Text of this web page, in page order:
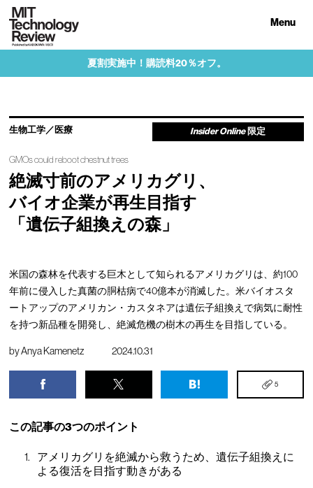
Menu
夏割実施中！購読料20％オフ。
生物工学／医療 Insider Online 限定
GMOs could reboot chestnut trees
絶滅寸前のアメリカグリ、
バイオ企業が再生目指す
「遺伝子組換えの森」
米国の森林を代表する巨木として知られるアメリカグリは、約100
年前に侵入した真菌の胴枯病で40億本が消滅した。米バイオスタ
ートアップのアメリカン・カスタネアは遺伝子組換えで病気に耐性
を持つ新品種を開発し、絶滅危機の樹木の再生を目指している。
byAnya Kamenetz 2024.10.31
5
この記事の3つのポイント
アメリカグリを絶滅から救うため、遺伝子組換えに
よる復活を目指す動きがある